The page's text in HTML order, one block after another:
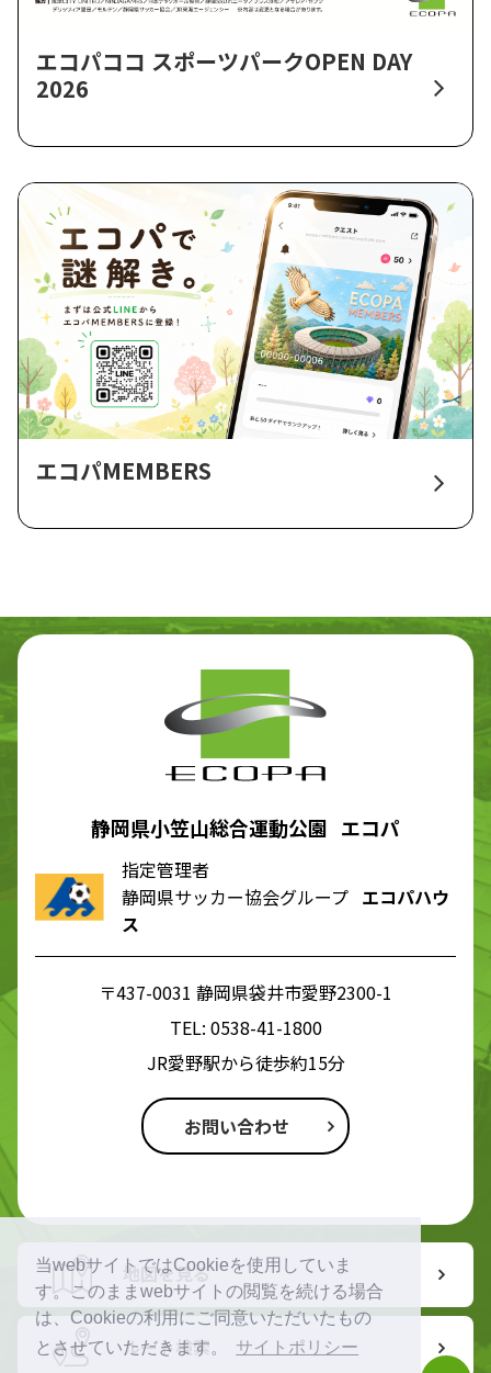
当webサイトではCookieを使用していま
す。このままwebサイトの閲覧を続ける場合
は、Cookieの利用にご同意いただいたもの
とさせていただきます。
サイトポリシー
エコパココ スポーツパークOPEN DAY
2026
エコパMEMBERS
静岡県小笠山総合運動公園 エコパ
指定管理者
静岡県サッカー協会グループ エコパハウ
ス
〒437-0031 静岡県袋井市愛野2300-1
TEL: 0538-41-1800
JR愛野駅から徒歩約15分
お問い合わせ
地図を見る
ルート検索